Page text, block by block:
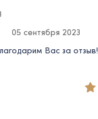
05 сентября 2023
Вас за отзыв!